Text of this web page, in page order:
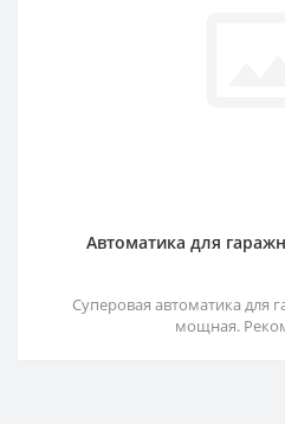
Автоматика для
Суперовая автоматика для
мощная.